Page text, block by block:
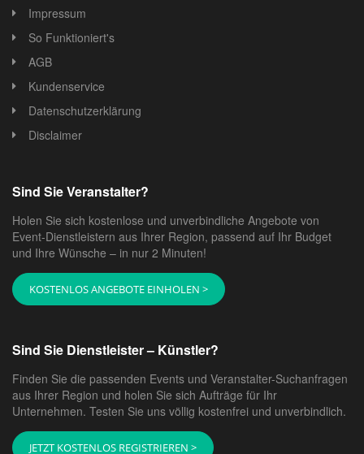
Impressum
So Funktioniert's
AGB
Kundenservice
Datenschutzerklärung
Disclaimer
Sind Sie Veranstalter?
Holen Sie sich kostenlose und unverbindliche Angebote von
Event-Dienstleistern aus Ihrer Region, passend auf Ihr Budget
und Ihre Wünsche – in nur 2 Minuten!
KOSTENLOS ANGEBOTE EINHOLEN >
Sind Sie Dienstleister – Künstler?
Finden Sie die passenden Events und Veranstalter-Suchanfragen
aus Ihrer Region und holen Sie sich Aufträge für Ihr
Unternehmen. Testen Sie uns völlig kostenfrei und unverbindlich.
JETZT KOSTENLOS REGISTRIEREN >